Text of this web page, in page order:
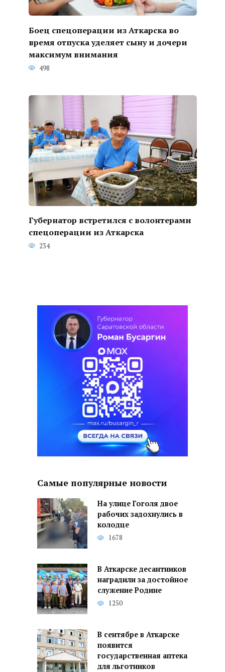
Боец спецоперации из Аткарска во
время отпуска уделяет сыну и дочери
максимум внимания
498
Губернатор встретился с волонтерами
спецоперации из Аткарска
234
Самые популярные новости
На улице Гоголя двое
рабочих задохнулись в
колодце
1678
В Аткарске десантников
наградили за достойное
служение Родине
1250
В сентябре в Аткарске
появится
государственная аптека
для льготников